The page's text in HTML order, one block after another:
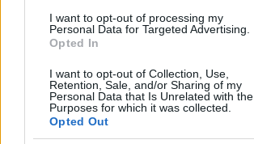
I want to opt-out of processing my
Personal Data for Targeted Advertising.
Opted In
I want to opt-out of Collection, Use,
Retention, Sale, and/or Sharing of my
Personal Data that Is Unrelated with the
Purposes for which it was collected.
Opted Out